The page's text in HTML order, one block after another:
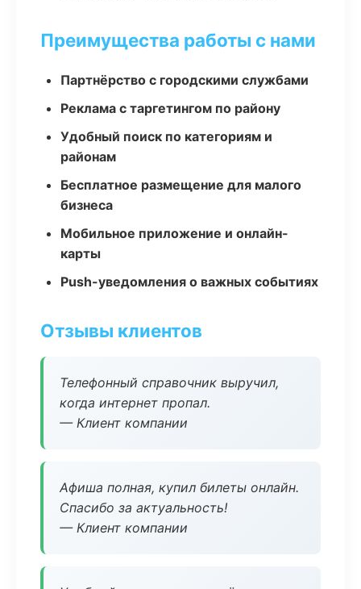
Преимущества работы с нами
Партнёрство с городскими службами
Реклама с таргетингом по району
Удобный поиск по категориям и
районам
Бесплатное размещение для малого
бизнеса
Мобильное приложение и онлайн-
карты
Push-уведомления о важных событиях
Отзывы клиентов
Телефонный справочник выручил,
когда интернет пропал.
— Клиент компании
Афиша полная, купил билеты онлайн.
Спасибо за актуальность!
— Клиент компании